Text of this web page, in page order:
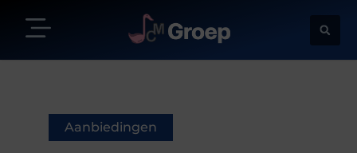
Aanbiedingen